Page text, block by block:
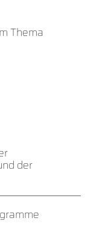
Thema
der